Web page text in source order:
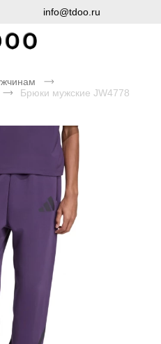
info@tdoo.ru
Брюки мужские JW4778